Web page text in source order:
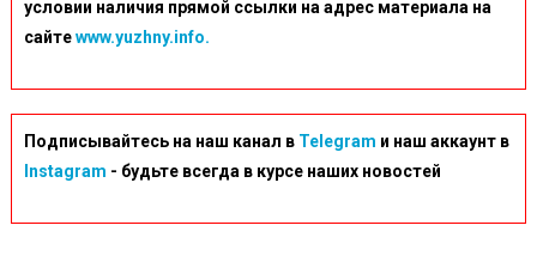
условии наличия прямой ссылки на адрес материала на
сайтеwww.yuzhny.info.
Подписывайтесь на наш канал в Telegram и наш аккаунт в
Instagram - будьте всегда в курсе наших новостей